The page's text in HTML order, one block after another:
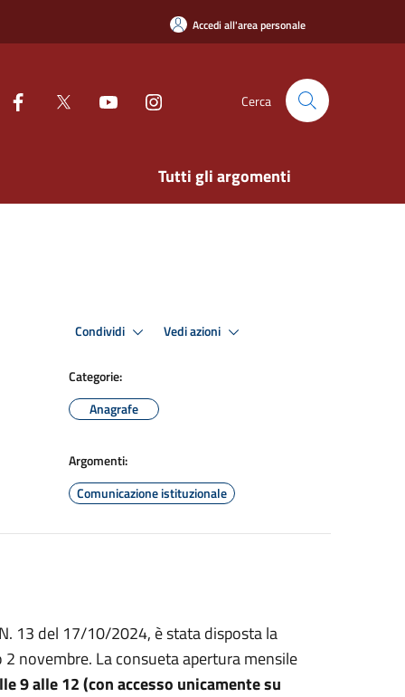
Accedi all'area personale
Cerca
Tutti gli argomenti
Condividi Vedi azioni
Categorie:
Anagrafe
Argomenti:
Comunicazione istituzionale
13 del 17/10/2024, è stata disposta la
novembre. La consueta apertura mensile
9 alle 12 (con accesso unicamente su